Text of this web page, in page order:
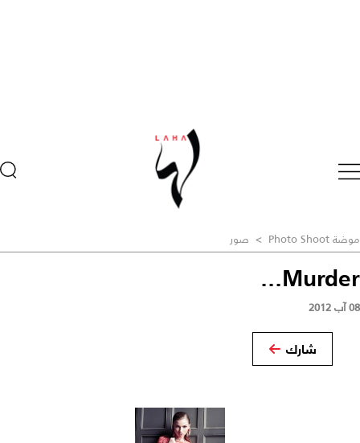
موضة Photo Shoot > صور
Murder...
08 آب 2012
شارك